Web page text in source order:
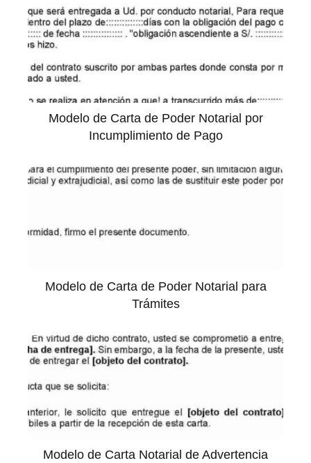
Modelo de Carta de Poder Notarial por
Incumplimiento de Pago
Modelo de Carta de Poder Notarial para
Trámites
Modelo de Carta Notarial de Advertencia